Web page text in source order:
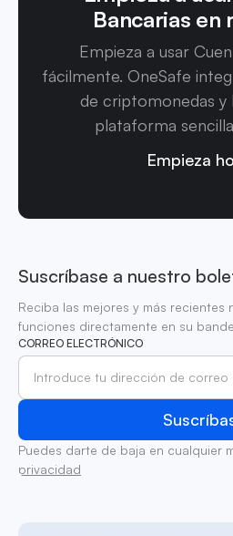
Bancarias en
Empieza a usar
fácilmente. OneSafe
de criptomonedas y
plataforma
Empieza
Suscríbase a nuestro
Reciba las mejores y más recientes
funciones directamente en su
CORREO ELECTRÓNICO
Puedes darte de baja en cualquier
privacidad